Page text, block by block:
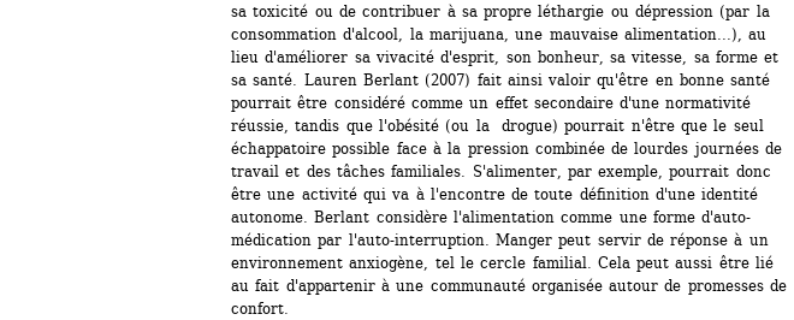
sa toxicité ou de contribuer à sa propre léthargie ou dépression (par la
consommation d'alcool, la marijuana, une mauvaise alimentation...), au
lieu d'améliorer sa vivacité d'esprit, son bonheur, sa vitesse, sa forme et
sa santé. Lauren Berlant (2007) fait ainsi valoir qu'être en bonne santé
pourrait être considéré comme un effet secondaire d'une normativité
réussie, tandis que l'obésité (ou la drogue) pourrait n'être que le seul
échappatoire possible face à la pression combinée de lourdes journées de
travail et des tâches familiales. S'alimenter, par exemple, pourrait donc
être une activité qui va à l'encontre de toute définition d'une identité
autonome. Berlant considère l'alimentation comme une forme d'auto-
médication par l'auto-interruption. Manger peut servir de réponse à un
environnement anxiogène, tel le cercle familial. Cela peut aussi être lié
au fait d'appartenir à une communauté organisée autour de promesses de
confort.